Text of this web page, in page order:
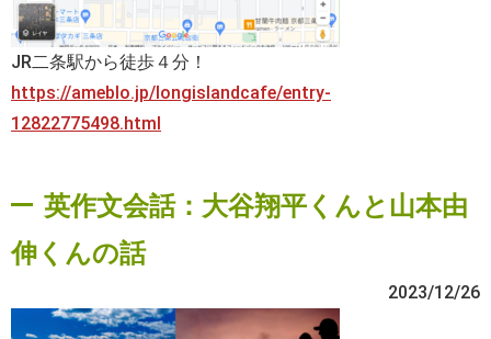
JR二条駅から徒歩４分！
https://ameblo.jp/longislandcafe/entry-
12822775498.html
英作文会話：大谷翔平くんと山本由
伸くんの話
2023/12/26